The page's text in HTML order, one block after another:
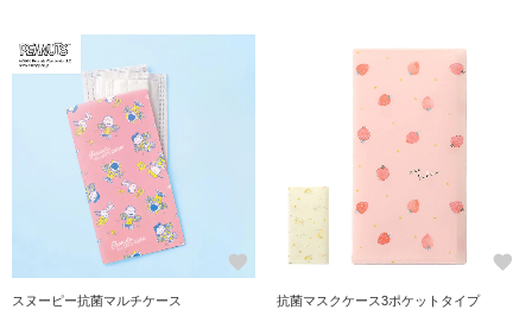
favorite
スヌーピー抗菌マルチケース
favorite
抗菌マスクケース3ポケットタイプ